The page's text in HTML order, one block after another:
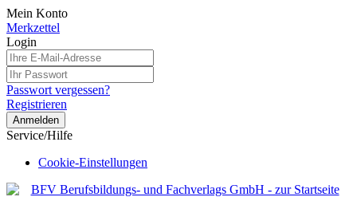
Mein Konto
Merkzettel
Login
Passwort vergessen?
Registrieren
Anmelden
Service/Hilfe
Cookie-Einstellungen